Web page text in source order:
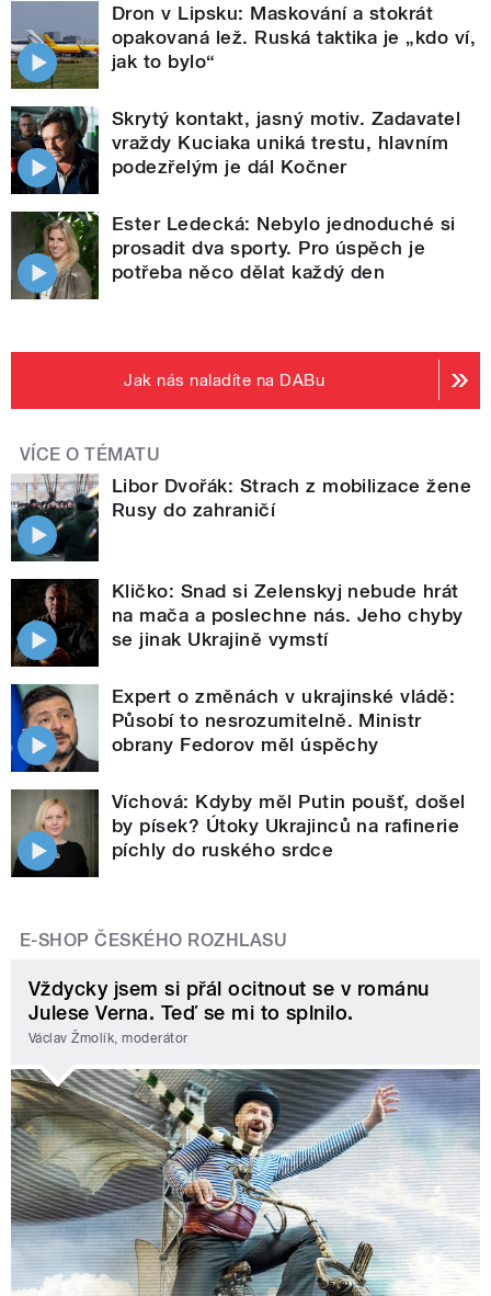
Dron v Lipsku: Maskování a stokrát
opakovaná lež. Ruská taktika je „kdo ví,
jak to bylo“
Skrytý kontakt, jasný motiv. Zadavatel
vraždy Kuciaka uniká trestu, hlavním
podezřelým je dál Kočner
Ester Ledecká: Nebylo jednoduché si
prosadit dva sporty. Pro úspěch je
potřeba něco dělat každý den
Jak nás naladíte na DABu
VÍCE O TÉMATU
Libor Dvořák: Strach z mobilizace žene
Rusy do zahraničí
Kličko: Snad si Zelenskyj nebude hrát
na mača a poslechne nás. Jeho chyby
se jinak Ukrajině vymstí
Expert o změnách v ukrajinské vládě:
Působí to nesrozumitelně. Ministr
obrany Fedorov měl úspěchy
Víchová: Kdyby měl Putin poušť, došel
by písek? Útoky Ukrajinců na rafinerie
píchly do ruského srdce
E-SHOP ČESKÉHO ROZHLASU
Vždycky jsem si přál ocitnout se v románu
Julese Verna. Teď se mi to splnilo.
Václav Žmolík, moderátor